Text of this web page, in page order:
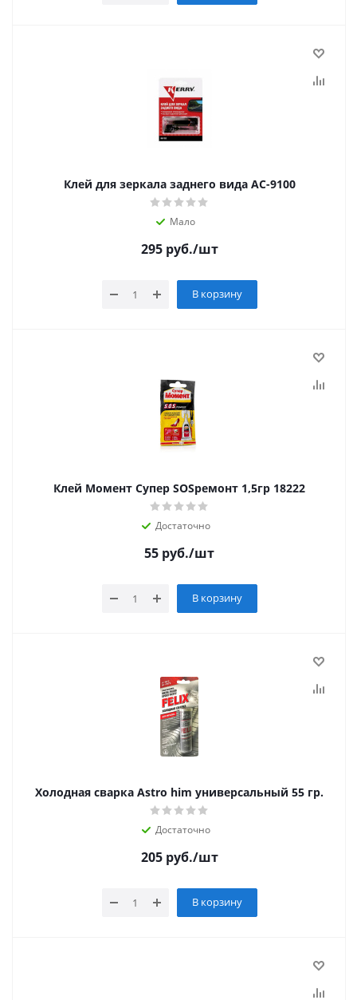
Клей для зеркала заднего вида АС-9100
Мало
295руб./шт
В корзину
Клей Момент Супер SOSремонт 1,5гр 18222
Достаточно
55 руб./шт
В корзину
Холодная сварка Astro him универсальный 55 гр.
Достаточно
205руб./шт
В корзину